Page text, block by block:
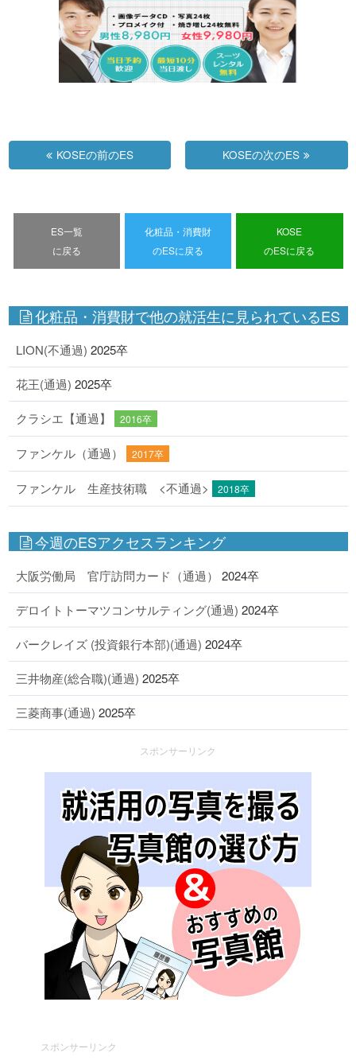
KOSEの前のES KOSEの次のES
ES一覧
に戻る
化粧品・消費財
のESに戻る
KOSE
のESに戻る
化粧品・消費財で他の就活生に見られているES
LION(不通過) 2025卒
花王(通過) 2025卒
クラシエ【通過】 2016卒
ファンケル（通過） 2017卒
ファンケル 生産技術職 <不通過> 2018卒
今週のESアクセスランキング
大阪労働局 官庁訪問カード（通過） 2024卒
デロイトトーマツコンサルティング(通過) 2024卒
バークレイズ (投資銀行本部)(通過) 2024卒
三井物産(総合職)(通過) 2025卒
三菱商事(通過) 2025卒
スポンサーリンク
スポンサーリンク